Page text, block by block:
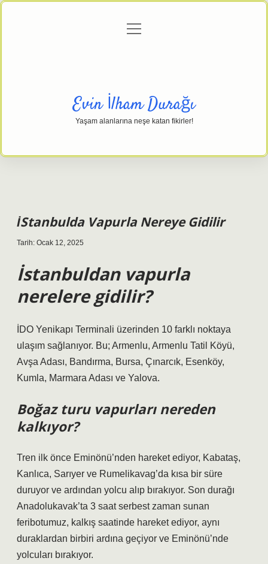
Gizlilik Politikası
menüyü
Evin İlham Durağı
Yaşam alanlarına neşe katan fikirler!
İStanbulda Vapurla Nereye Gidilir
Tarih: Ocak 12, 2025
İstanbuldan vapurla
nerelere gidilir?
İDO Yenikapı Terminali üzerinden 10 farklı noktaya
ulaşım sağlanıyor. Bu; Armenlu, Armenlu Tatil Köyü,
Avşa Adası, Bandırma, Bursa, Çınarcık, Esenköy,
Kumla, Marmara Adası ve Yalova.
Boğaz turu vapurları nereden
kalkıyor?
Tren ilk önce Eminönü’nden hareket ediyor, Kabataş,
Kanlıca, Sarıyer ve Rumelikavag’da kısa bir süre
duruyor ve ardından yolcu alıp bırakıyor. Son durağı
Anadolukavak’ta 3 saat serbest zaman sunan
feribotumuz, kalkış saatinde hareket ediyor, aynı
duraklardan birbiri ardına geçiyor ve Eminönü’nde
yolcuları bırakıyor.